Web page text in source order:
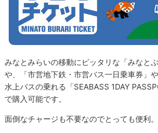
みなとみらいの移動にピッタリな「みなとぶ
や、「市営地下鉄・市営バス一日乗車券」
水上バスの乗れる「SEABASS 1DAY
で購入可能です。
面倒なチャージも不要なのでとっても便利。